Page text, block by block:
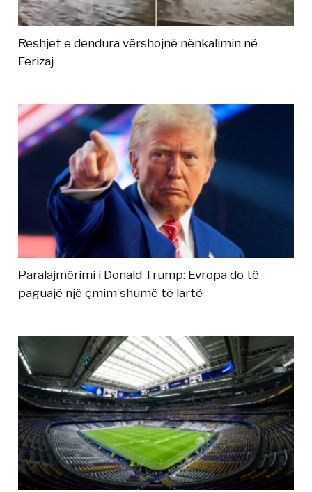
Reshjet e dendura vërshojnë nënkalimin në
Ferizaj
Paralajmërimi i Donald Trump: Evropa do të
paguajë një çmim shumë të lartë